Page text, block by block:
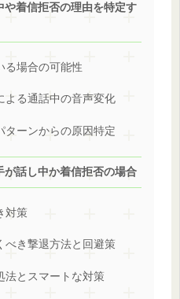
や着信拒否の理由を特定す
る場合の可能性
よる通話中の音声変化
ターンからの原因特定
が話し中か着信拒否の場合
対策
べき撃退方法と回避策
法とスマートな対策